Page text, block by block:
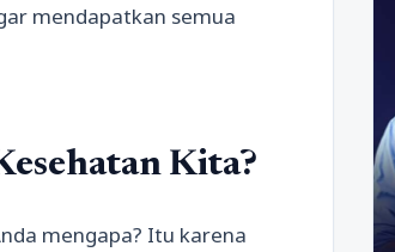
mendapatkan semua
Kita?
mengapa? Itu karena